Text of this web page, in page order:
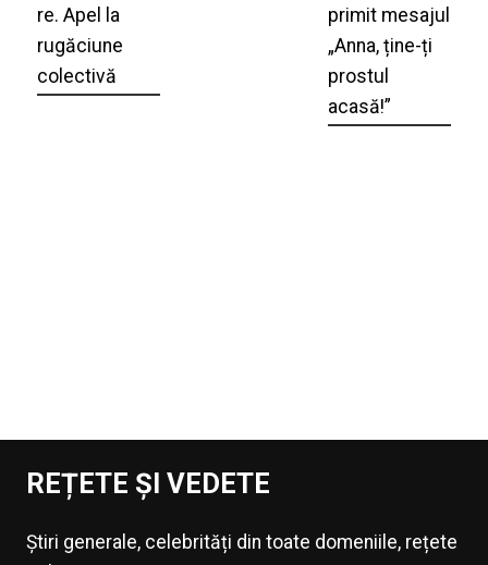
re. Apel la
rugăciune
colectivă
primit mesajul
„Anna, ține-ți
prostul
acasă!”
REȚETE ȘI VEDETE
Știri generale, celebrități din toate domeniile, rețete